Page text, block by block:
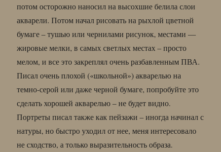
потом осторожно наносил на высохшие белила слои
акварели. Потом начал рисовать на рыхлой цветной
бумаге – тушью или чернилами рисунок, местами —
жировые мелки, в самых светлых местах – просто
мелом, и все это закреплял очень разбавленным ПВА.
Писал очень плохой («школьной») акварелью на
темно-серой или даже черной бумаге, попробуйте это
сделать хорошей акварелью – не будет видно.
Портреты писал также как пейзажи – иногда начинал с
натуры, но быстро уходил от нее, меня интересовало
не сходство, а только выразительность образа.